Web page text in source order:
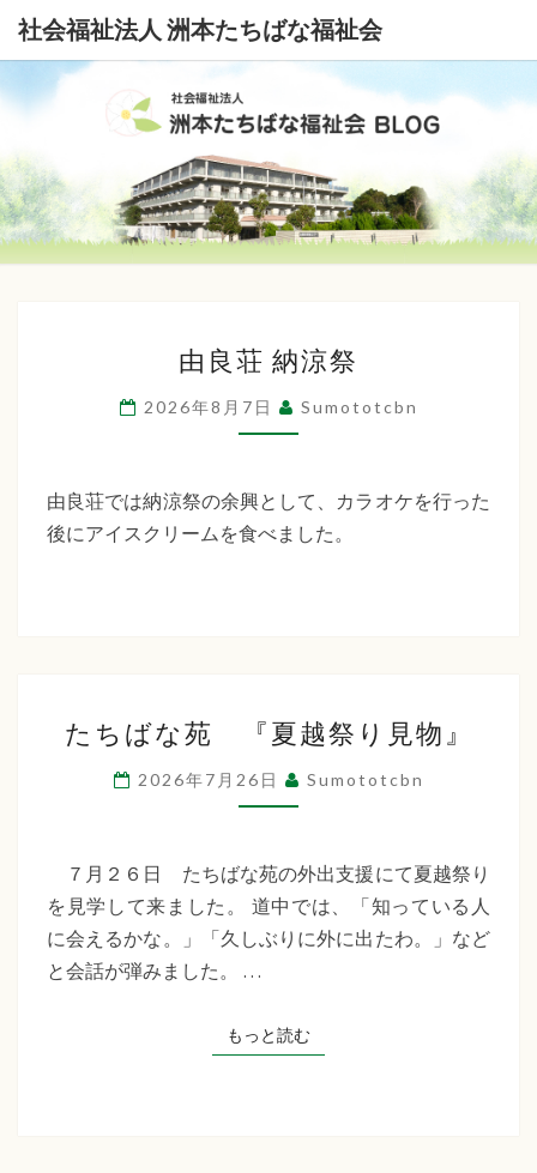
社会福祉法人 洲本たちばな福祉会
社
会
福
法
人
本
た
福
祉
会
良
荘
納
祭
由良荘 納涼祭
2026年8月7日 Sumototcbn
由良荘では納涼祭の余興として、カラオケを行った
後にアイスクリームを食べました。
ち
ば
な
『夏
越
祭
物』
たちばな苑 『夏越祭り見物』
2026年7月26日 Sumototcbn
７月２６日 たちばな苑の外出支援にて夏越祭り
を見学して来ました。 道中では、「知っている人
に会えるかな。」「久しぶりに外に出たわ。」など
と会話が弾みました。 …
もっと読むもっと読む